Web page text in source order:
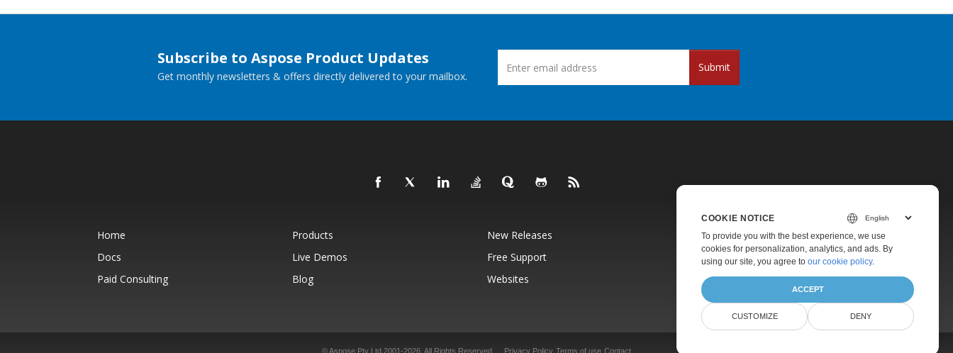
Subscribe to Aspose Product Updates
Get monthly newsletters & offers directly delivered to your mailbox.
Submit
Home Products New Releases
Pricing
Docs
Live Demos Free Support
Paid Support
Paid Consulting
Blog Websites About
© Aspose Pty Ltd 2001-2026. All Rights Reserved. Privacy Policy Terms of use Contact
COOKIE NOTICE
To provide you with the best experience, we use
cookies for personalization, analytics, and ads. By
using our site, you agree to our cookie policy.
ACCEPT
CUSTOMIZE DENY